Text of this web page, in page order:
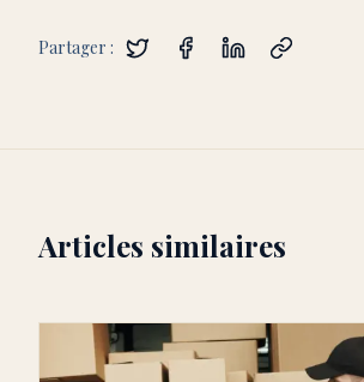
Partager :
Articles similaires